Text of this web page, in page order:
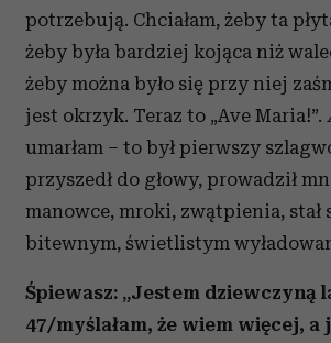
potrzebują. Chciałam, żeby ta
żeby była bardziej kojąca niż
żeby można było się przy niej
jest okrzyk. Teraz to „Ave Maria!”.
umarłam – to był pierwszy
przyszedł do głowy, prowadził
manowce, mroki, zwątpienia, stał
bitewnym, świetlistym
Śpiewasz: „Jestem dziewczyną
47/myślałam, że wiem więcej, a